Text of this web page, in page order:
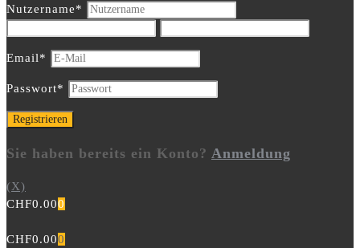
Nutzername*
Email*
Passwort*
Sie haben bereits ein Konto? Anmeldung
(X)
CHF0.000
CHF0.000